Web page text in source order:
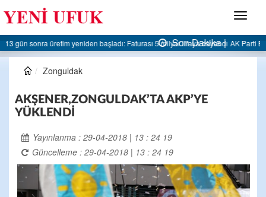
Menü
Son Dakika |AK Parti Ereğli İlçe Başkanlığı’ndan belediyeye sert
Zonguldak
AKŞENER,ZONGULDAK’TA AKP’YE
YÜKLENDİ
Yayınlanma : 29-04-2018 | 13 : 24 19
Güncelleme : 29-04-2018 | 13 : 24 19